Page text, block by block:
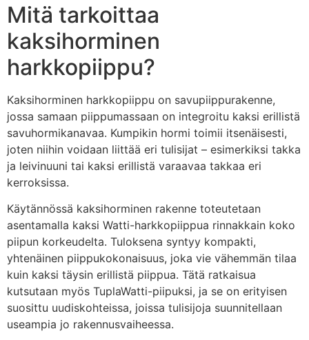
Mitä tarkoittaa
kaksihorminen
harkkopiippu?
Kaksihorminen harkkopiippu on savupiippurakenne,
jossa samaan piippumassaan on integroitu kaksi erillistä
savuhormikanavaa. Kumpikin hormi toimii itsenäisesti,
joten niihin voidaan liittää eri tulisijat – esimerkiksi takka
ja leivinuuni tai kaksi erillistä varaavaa takkaa eri
kerroksissa.
Käytännössä kaksihorminen rakenne toteutetaan
asentamalla kaksi Watti-harkkopiippua rinnakkain koko
piipun korkeudelta. Tuloksena syntyy kompakti,
yhtenäinen piippukokonaisuus, joka vie vähemmän tilaa
kuin kaksi täysin erillistä piippua. Tätä ratkaisua
kutsutaan myös TuplaWatti-piipuksi, ja se on erityisen
suosittu uudiskohteissa, joissa tulisijoja suunnitellaan
useampia jo rakennusvaiheessa.